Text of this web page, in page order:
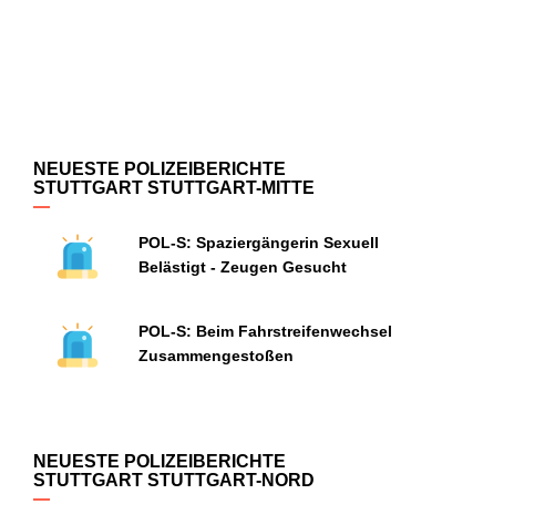
NEUESTE POLIZEIBERICHTE
STUTTGART STUTTGART-MITTE
POL-S: Spaziergängerin Sexuell
Belästigt - Zeugen Gesucht
POL-S: Beim Fahrstreifenwechsel
Zusammengestoßen
NEUESTE POLIZEIBERICHTE
STUTTGART STUTTGART-NORD